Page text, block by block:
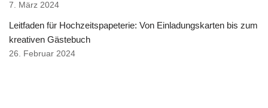
7. März 2024
Leitfaden für Hochzeitspapeterie: Von Einladungskarten bis zum
kreativen Gästebuch
26. Februar 2024